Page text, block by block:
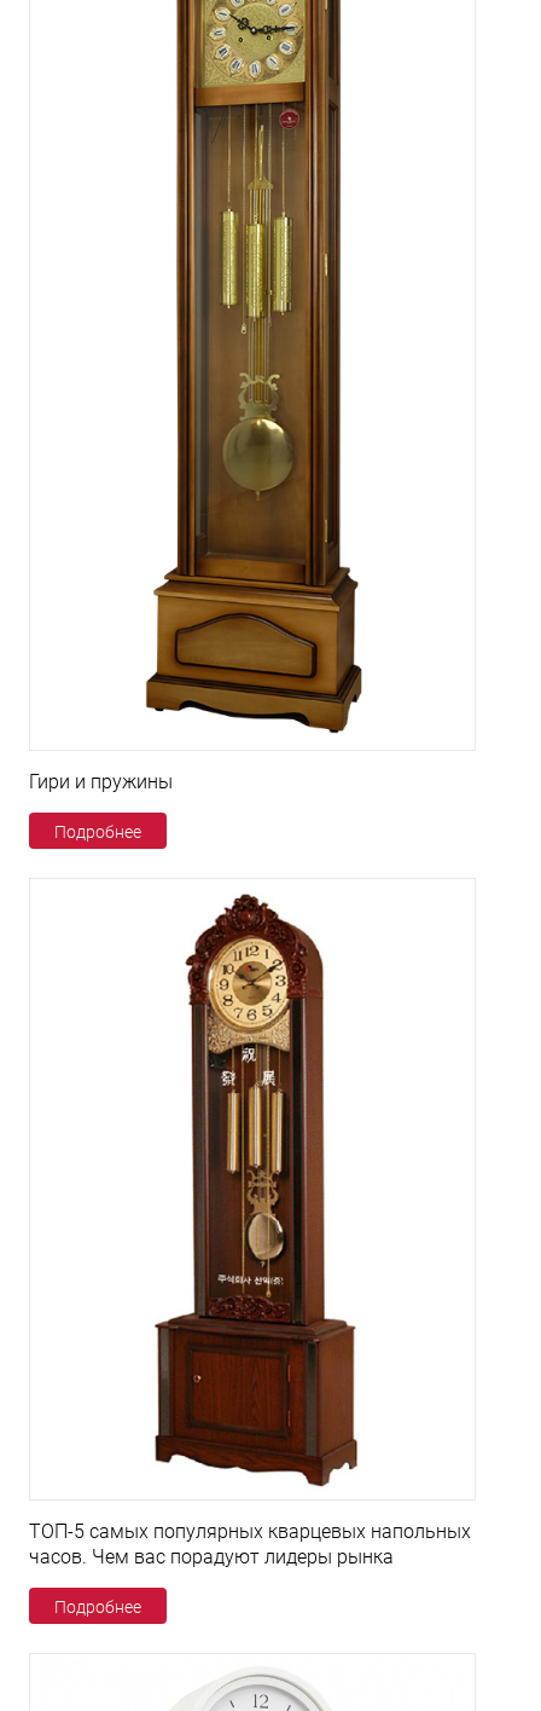
Гири и пружины
Подробнее
ТОП-5 самых популярных кварцевых напольных
часов. Чем вас порадуют лидеры рынка
Подробнее